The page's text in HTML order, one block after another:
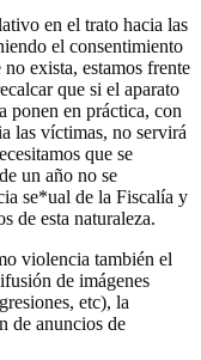
en el trato hacia las
el consentimiento
exista, estamos frente
que si el aparato
ponen en práctica, con
las víctimas, no servirá
que se
un año no se
se*ual de la Fiscalía y
de esta naturaleza.
violencia también el
de imágenes
etc), la
de anuncios de